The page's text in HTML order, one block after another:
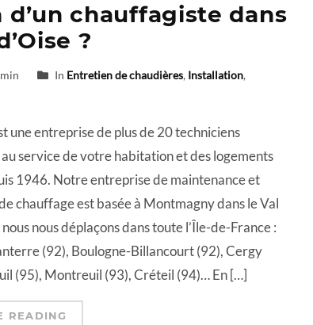
d’un chauffagiste dans
?
In Entretien de chaudières, Installation,
une entreprise de plus de 20 techniciens
service de votre habitation et des logements
1946. Notre entreprise de maintenance et
chauffage est basée à Montmagny dans le Val
nous déplaçons dans toute l’Île-de-France :
(92), Boulogne-Billancourt (92), Cergy
(95), Montreuil (93), Créteil (94)… En […]
READING